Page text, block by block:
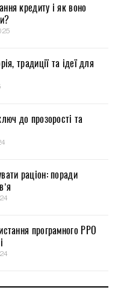
кредиту і як воно
традиції та ідеї для
до прозорості та
раціон: поради
програмного РРО